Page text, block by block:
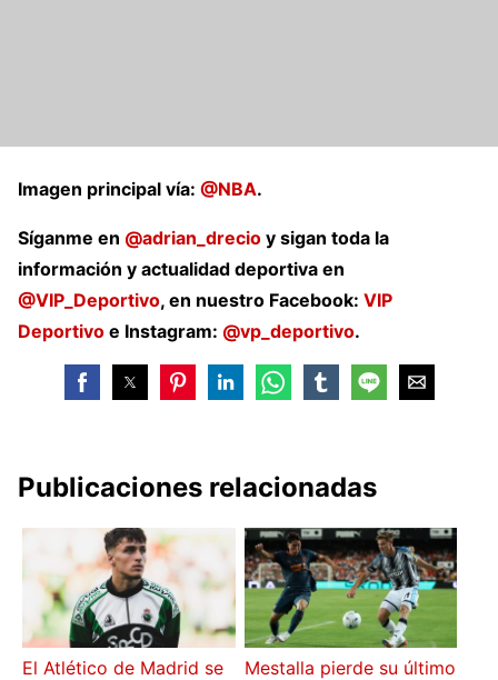
Imagen principal vía: @NBA.
Síganme en @adrian_drecio y sigan toda la
información y actualidad deportiva en
@VIP_Deportivo, en nuestro Facebook: VIP
Deportivo e Instagram: @vp_deportivo.
Publicaciones relacionadas
El Atlético de Madrid se
Mestalla pierde su último